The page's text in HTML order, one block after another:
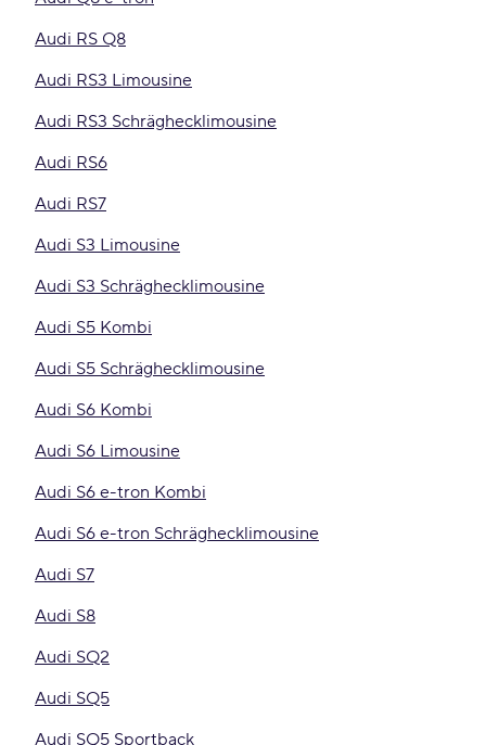
Audi RS Q8
Audi RS3 Limousine
Audi RS3 Schräghecklimousine
Audi RS6
Audi RS7
Audi S3 Limousine
Audi S3 Schräghecklimousine
Audi S5 Kombi
Audi S5 Schräghecklimousine
Audi S6 Kombi
Audi S6 Limousine
Audi S6 e-tron Kombi
Audi S6 e-tron Schräghecklimousine
Audi S7
Audi S8
Audi SQ2
Audi SQ5
Audi SQ5 Sportback